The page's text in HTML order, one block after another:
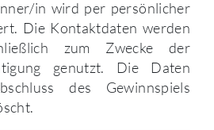
in wird per persönlicher
Die Kontaktdaten werden
zum Zwecke der
genutzt. Die Daten
des Gewinnspiels